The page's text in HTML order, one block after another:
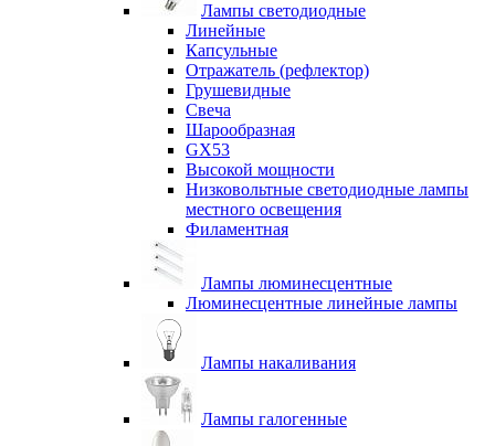
Лампы светодиодные
Линейные
Капсульные
Отражатель (рефлектор)
Грушевидные
Свеча
Шарообразная
GX53
Высокой мощности
Низковольтные светодиодные лампы
местного освещения
Филаментная
Лампы люминесцентные
Люминесцентные линейные лампы
Лампы накаливания
Лампы галогенные